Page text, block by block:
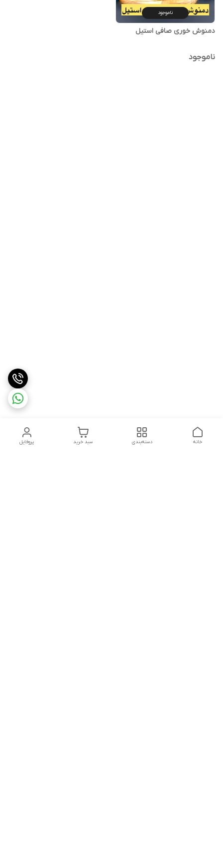
ناموجود
ناموجود
پروفایل سبد خرید دسته‌بندی خانه